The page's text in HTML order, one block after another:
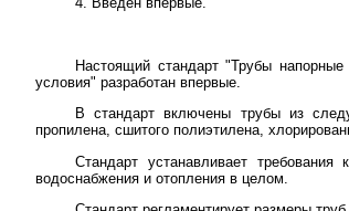
Настоящий стандарт "Трубы
условия" разработан впервые.
В стандарт включены трубы из
пропилена, сшитого полиэтилена,
Стандарт устанавливает
водоснабжения и отопления в целом.